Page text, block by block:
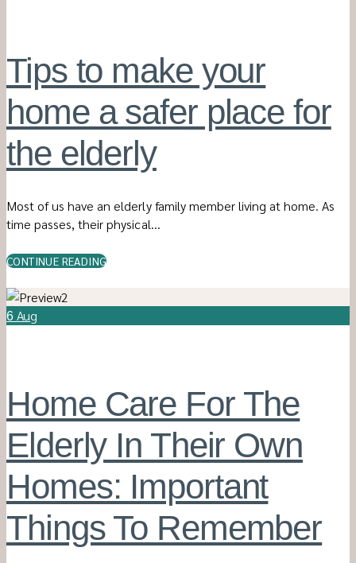
Tips to make your
home a safer place for
the elderly
Most of us have an elderly family member living at home. As
time passes, their physical…
CONTINUE READING
6 Aug
Home Care For The
Elderly In Their Own
Homes: Important
Things To Remember